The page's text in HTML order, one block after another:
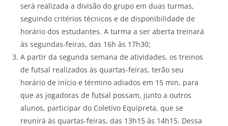
será realizada a divisão do grupo em duas turmas,
seguindo critérios técnicos e de disponibilidade de
horário dos estudantes. A turma a ser aberta treinará
às segundas-feiras, das 16h às 17h30;
A partir da segunda semana de atividades, os treinos
de futsal realizados às quartas-feiras, terão seu
horário de início e término adiados em 15 min, para
que as jogadoras de futsal possam, junto a outros
alunos, participar do Coletivo Equipreta, que se
reunirá às quartas-feiras, das 13h15 às 14h15. Dessa